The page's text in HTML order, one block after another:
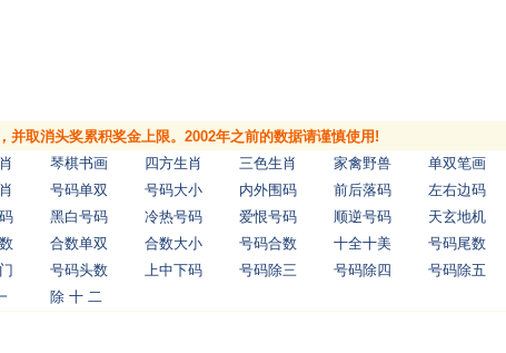
取消头奖累积奖金上限。2002年之前的数据请谨慎使用!
琴棋书画 四方生肖 三色生肖 家禽野兽 单双笔画
号码单双 号码大小 内外围码 前后落码 左右边码
黑白号码 冷热号码 爱恨号码 顺逆号码 天玄地机
合数单双 合数大小 号码合数 十全十美 号码尾数
号码头数 上中下码 号码除三 号码除四 号码除五
除 十 二